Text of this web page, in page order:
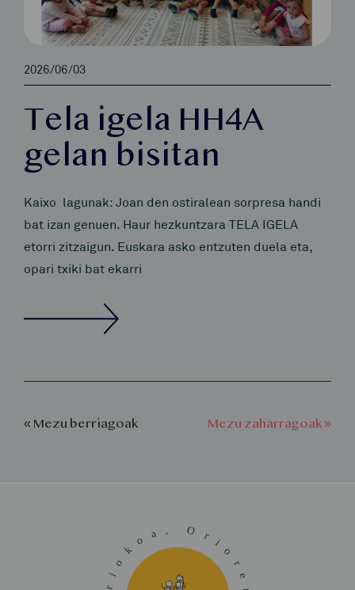
2026/06/03
Tela igela HH4A
gelan bisitan
Kaixo lagunak: Joan den ostiralean sorpresa handi
bat izan genuen. Haur hezkuntzara TELA IGELA
etorri zitzaigun. Euskara asko entzuten duela eta,
opari txiki bat ekarri
« Mezu berriagoak Mezu zaharragoak »